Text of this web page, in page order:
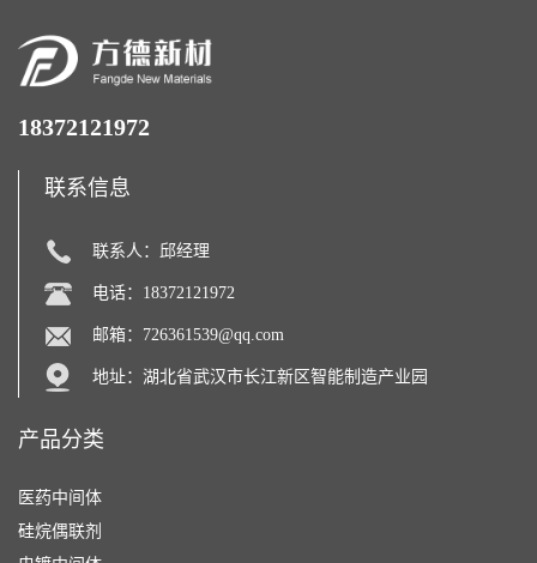
18372121972
联系信息
联系人：邱经理
电话：18372121972
邮箱： 726361539@qq.com
地址：湖北省武汉市长江新区智能制造产业园
产品分类
医药中间体
硅烷偶联剂